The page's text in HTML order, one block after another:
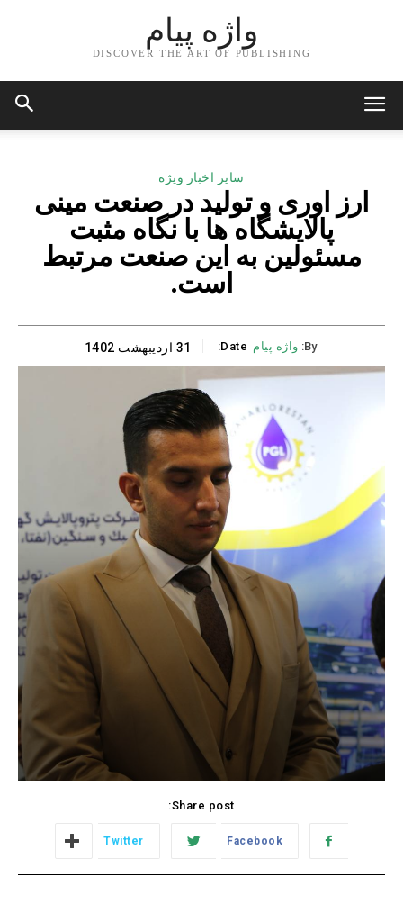
واژه پیام
DISCOVER THE ART OF PUBLISHING
سایر اخبار ویژه
ارز اوری و تولید در صنعت مینی
پالایشگاه ها با نگاه مثبت
مسئولین به این صنعت مرتبط
است.
By: واژه پیام Date: 31 اردیبهشت 1402
Share post:
Facebook
Twitter